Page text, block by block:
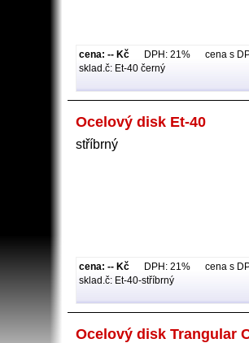
cena: -- Kč DPH: 21% cena s
sklad.č: Et-40 černý
Ocelový disk Et-40
stříbrný
cena: -- Kč DPH: 21% cena s
sklad.č: Et-40-stříbrný
Ocelový disk Trangular